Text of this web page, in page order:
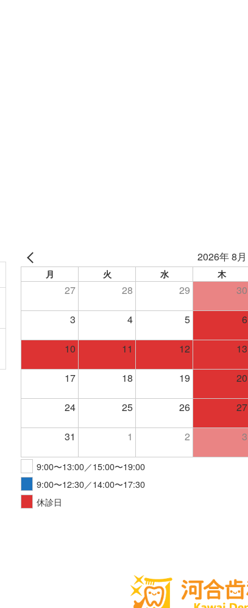
2026年 8月
月 火 水 木
27 28 29 30
3 4 5 6
10 11 12 13
17 18 19 20
24 25 26 27
31 1 2 3
9:00〜13:00／15:00〜19:00
9:00〜12:30／14:00〜17:30
休診日